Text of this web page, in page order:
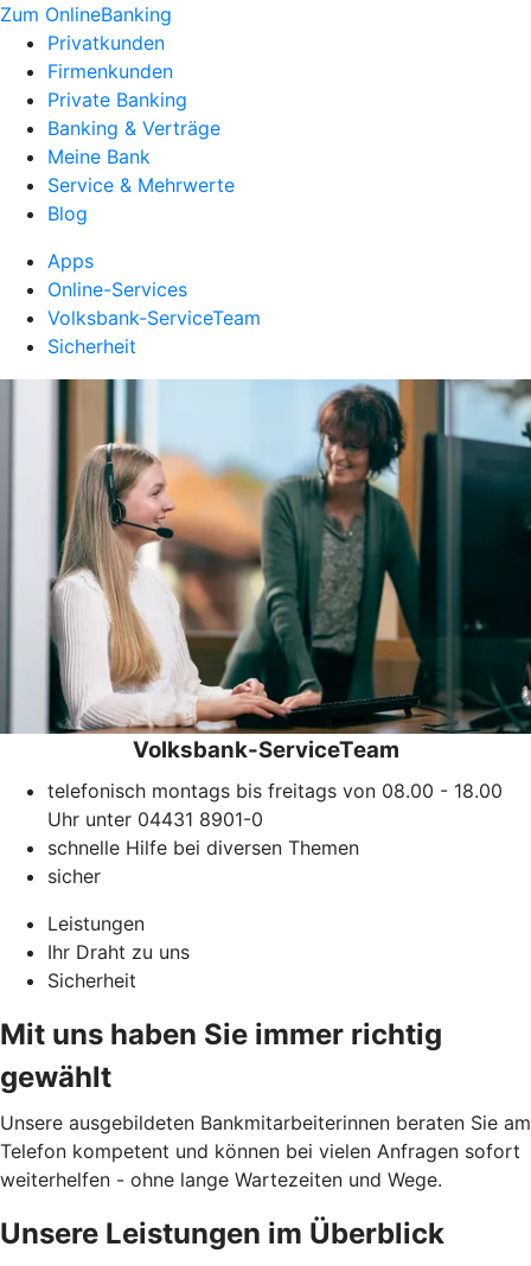
Zum OnlineBanking
Privatkunden
Firmenkunden
Private Banking
Banking & Verträge
Meine Bank
Service & Mehrwerte
Blog
Apps
Online-Services
Volksbank-ServiceTeam
Sicherheit
Volksbank-ServiceTeam
telefonisch montags bis freitags von 08.00 - 18.00
Uhr unter 04431 8901-0
schnelle Hilfe bei diversen Themen
sicher
Leistungen
Ihr Draht zu uns
Sicherheit
Mit uns haben Sie immer richtig
gewählt
Unsere ausgebildeten Bankmitarbeiterinnen beraten Sie am
Telefon kompetent und können bei vielen Anfragen sofort
weiterhelfen - ohne lange Wartezeiten und Wege.
Unsere Leistungen im Überblick